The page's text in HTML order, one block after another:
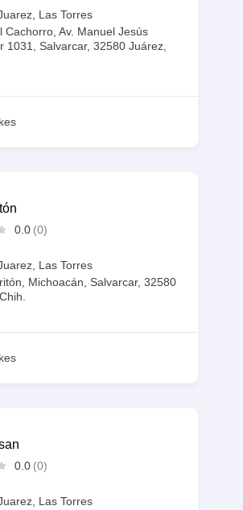
Las Torres
Cachorro, Av. Manuel Jesús
1031, Salvarcar, 32580 Juárez,
0.0 (0)
Las Torres
Michoacán, Salvarcar, 32580
0.0 (0)
Las Torres